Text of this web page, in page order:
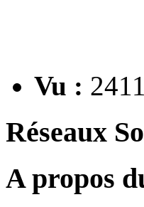
Vu : 2411
Réseaux
A propos